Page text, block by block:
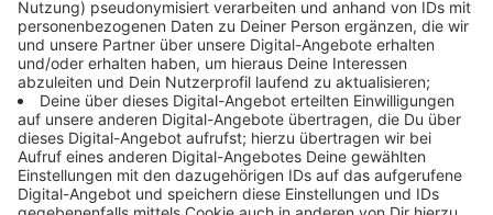
aufrecht zu erhalten. Den August will das Deutsche
Rote Kreuz noch abwarten und weiter beobachten,
welchen Kurs die Politik mit Blick auf den Herbst
einschlägt. Abhängig davon entscheidet es dann, wie
es weitergeht.
Anzeige